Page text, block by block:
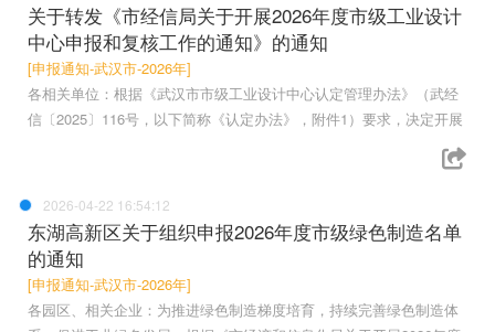
关于转发《市经信局关于开展2026年度市级工业设计
中心申报和复核工作的通知》的通知
[申报通知-武汉市-2026年]
各相关单位：根据《武汉市市级工业设计中心认定管理办法》（武经
信〔2025〕116号，以下简称《认定办法》，附件1）要求，决定开展
2026-04-22 16:54:12
东湖高新区关于组织申报2026年度市级绿色制造名单
的通知
[申报通知-武汉市-2026年]
各园区、相关企业：为推进绿色制造梯度培育，持续完善绿色制造体